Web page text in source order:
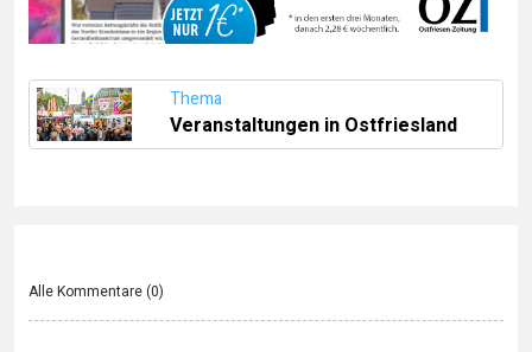
Thema
Veranstaltungen in Ostfriesland
Alle Kommentare (0)